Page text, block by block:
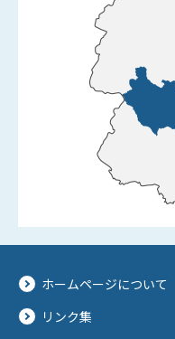
ホームページについて
リンク集